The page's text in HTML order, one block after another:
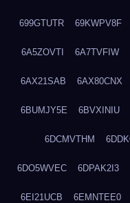
699GTUTR 69KWPV8F
6A5ZOVTI 6A7TVFIW
6AX21SAB 6AX80CNX
6BUMJY5E 6BVXINIU
6DCMVTHM
6DO5WVEC 6DPAK2I3
6EI21UCB 6EMNTEE0